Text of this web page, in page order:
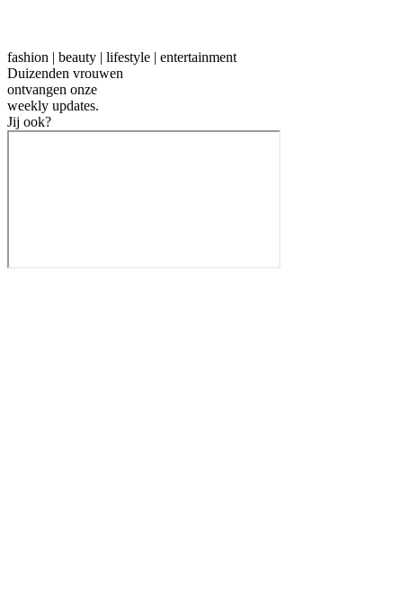
fashion | beauty | lifestyle | entertainment
Duizenden vrouwen
ontvangen onze
weekly updates.
Jij ook?